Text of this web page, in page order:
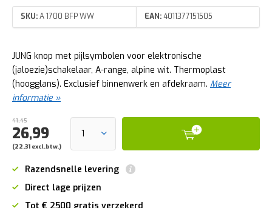
SKU:A 1700 BFP WW EAN:4011377151505
JUNG knop met pijlsymbolen voor elektronische
(jaloezie)schakelaar, A-range, alpine wit. Thermoplast
(hoogglans). Exclusief binnenwerk en afdekraam. Meer
informatie »
41,45
26,99
(22,31 excl.btw.)
Razendsnelle levering
Direct lage prijzen